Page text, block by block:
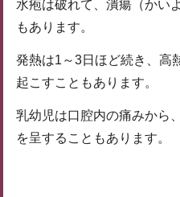
水疱は破れて、潰瘍（かい
もあります。
発熱は1～3日ほど続き、高
起こすこともあります。
乳幼児は口腔内の痛みから
を呈することもあります。